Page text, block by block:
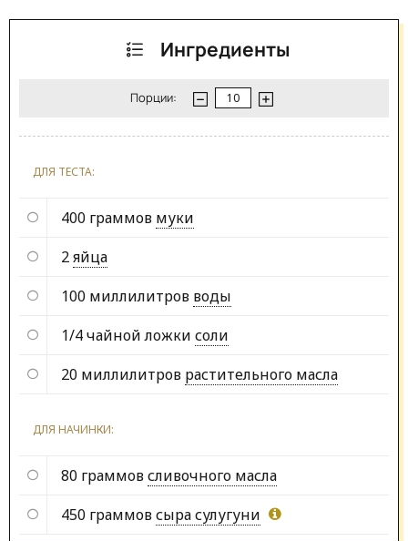
Ингредиенты
Порции:
ДЛЯ ТЕСТА:
400 граммов муки
2яйца
100 миллилитров воды
1/4 чайной ложки соли
20 миллилитров растительного масла
ДЛЯ НАЧИНКИ:
80 граммовсливочного масла
450 граммовсыра сулугуни